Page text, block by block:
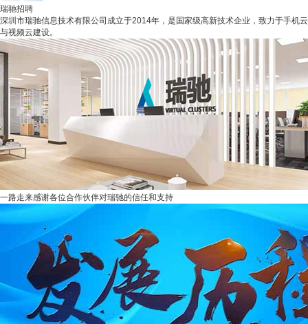
瑞驰招聘
深圳市瑞驰信息技术有限公司成立于2014年，是国家级高新技术企业，致力于手机云
与视频云建设。
一路走来感谢各位合作伙伴对瑞驰的信任和支持